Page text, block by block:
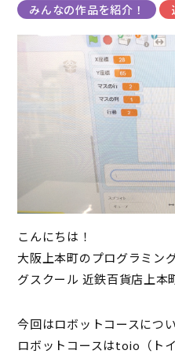
みんなの作品を紹介！
こんにちは！
大阪上本町のプログラミン
グスクール 近鉄百貨店上本
今回はロボットコースにつ
ロボットコースはtoio（ト